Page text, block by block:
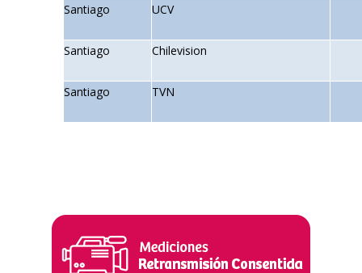
Santiago UCV
Santiago Chilevision
Santiago TVN